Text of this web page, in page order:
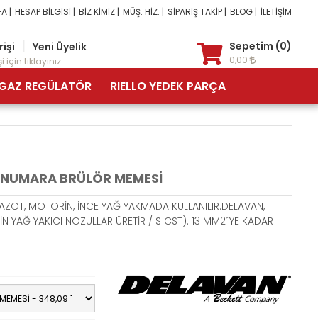
| HESAP BİLGİSİ | BİZ KİMİZ | MÜŞ. HİZ. | SİPARİŞ TAKİP | BLOG | İLETİŞİM
Yeni Üyelik
için tıklayınız
Sepetim (0)
0,00
REGÜLATÖR RIELLO YEDEK PARÇA
BRÜLÖR MEMESİ
MOTORİN, İNCE YAĞ YAKMADA KULLANILIR.DELAVAN,
YAĞ YAKICI NOZULLAR ÜRETİR / S CST). 13 MM2´YE KADAR